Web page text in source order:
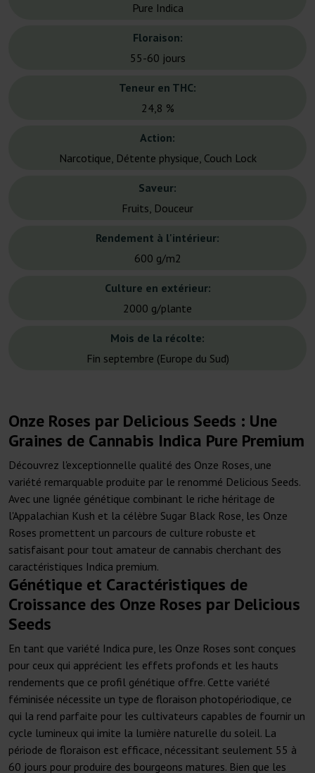
Pure Indica
Floraison:
55-60 jours
Teneur en THC:
24,8 %
Action:
Narcotique, Détente physique, Couch Lock
Saveur:
Fruits, Douceur
Rendement à l'intérieur:
600 g/m2
Culture en extérieur:
2000 g/plante
Mois de la récolte:
Fin septembre (Europe du Sud)
Onze Roses par Delicious Seeds : Une
Graines de Cannabis Indica Pure Premium
Découvrez l'exceptionnelle qualité des Onze Roses, une
variété remarquable produite par le renommé Delicious Seeds.
Avec une lignée génétique combinant le riche héritage de
l'Appalachian Kush et la célèbre Sugar Black Rose, les Onze
Roses promettent un parcours de culture robuste et
satisfaisant pour tout amateur de cannabis cherchant des
caractéristiques Indica premium.
Génétique et Caractéristiques de
Croissance des Onze Roses par Delicious
Seeds
En tant que variété Indica pure, les Onze Roses sont conçues
pour ceux qui apprécient les effets profonds et les hauts
rendements que ce profil génétique offre. Cette variété
féminisée nécessite un type de floraison photopériodique, ce
qui la rend parfaite pour les cultivateurs capables de fournir un
cycle lumineux qui imite la lumière naturelle du soleil. La
période de floraison est efficace, nécessitant seulement 55 à
60 jours pour produire des bourgeons matures. Bien que les